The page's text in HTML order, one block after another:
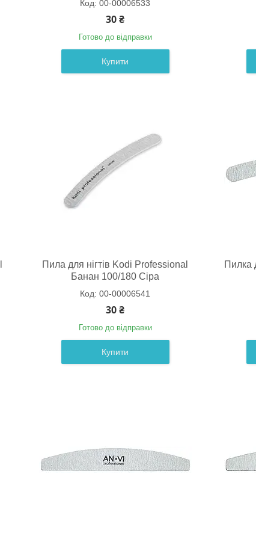
00-00006533
30 ₴
Готово до відправки
Купити
Пила для нігтів Kodi Professional
Банан 100/180 Сіра
00-00006541
30 ₴
Готово до відправки
Купити
Пилка